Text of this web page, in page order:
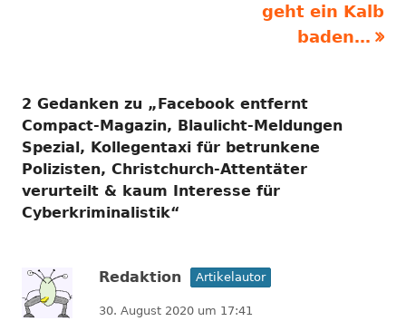
geht ein Kalb
baden…
2 Gedanken zu „Facebook entfernt
Compact-Magazin, Blaulicht-Meldungen
Spezial, Kollegentaxi für betrunkene
Polizisten, Christchurch-Attentäter
verurteilt & kaum Interesse für
Cyberkriminalistik“
Redaktion Artikelautor
30. August 2020 um 17:41